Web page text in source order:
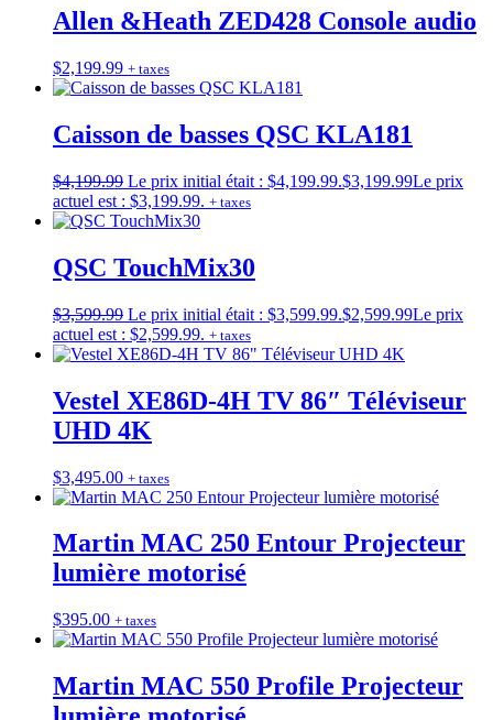
Allen &Heath ZED428 Console audio
$2,199.99 + taxes
Caisson de basses QSC KLA181
$4,199.99 Le prix initial était : $4,199.99.$3,199.99Le prix
actuel est : $3,199.99. + taxes
QSC TouchMix30
$3,599.99 Le prix initial était : $3,599.99.$2,599.99Le prix
actuel est : $2,599.99. + taxes
Vestel XE86D-4H TV 86″ Téléviseur
UHD 4K
$3,495.00 + taxes
Martin MAC 250 Entour Projecteur
lumière motorisé
$395.00 + taxes
Martin MAC 550 Profile Projecteur